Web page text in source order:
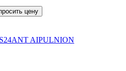
цену
AIPULNION